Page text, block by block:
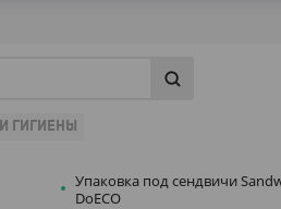
ГИГИЕНЫ
Упаковка под сендвичи
DoECO